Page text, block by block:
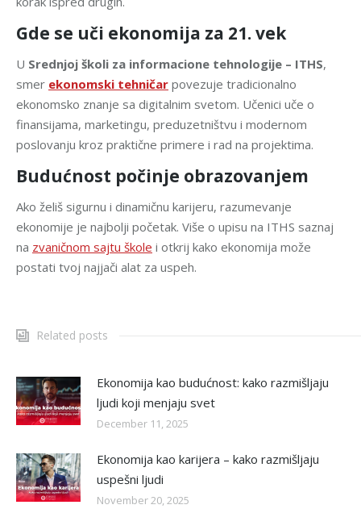
Gde se uči ekonomija za 21. vek
U Srednjoj školi za informacione tehnologije – ITHS,
smer ekonomski tehničar povezuje tradicionalno
ekonomsko znanje sa digitalnim svetom. Učenici uče o
finansijama, marketingu, preduzetništvu i modernom
poslovanju kroz praktične primere i rad na projektima.
Budućnost počinje obrazovanjem
Ako želiš sigurnu i dinamičnu karijeru, razumevanje
ekonomije je najbolji početak. Više o upisu na ITHS saznaj
na zvaničnom sajtu škole i otkrij kako ekonomija može
postati tvoj najjači alat za uspeh.
Related posts
Ekonomija kao budućnost: kako razmišljaju
ljudi koji menjaju svet
December 11, 2025
Ekonomija kao karijera – kako razmišljaju
uspešni ljudi
November 20, 2025